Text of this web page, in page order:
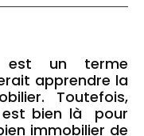
un terme
apprendre la
Toutefois,
est bien là pour
immobilier de